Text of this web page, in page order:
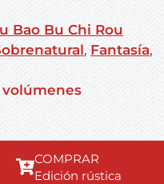
Bao Bu Chi Rou
, Fantasía,
volúmenes
Edición rústica